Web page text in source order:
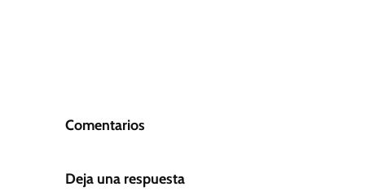
Comentarios
Deja una respuesta